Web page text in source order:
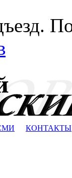
КОНТАКТЫ